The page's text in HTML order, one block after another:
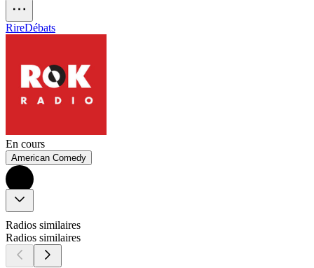
RireDébats
En cours
American Comedy
Radios similaires
Radios similaires